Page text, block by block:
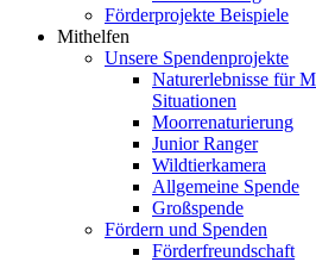
Förderprojekte Beispiele
Mithelfen
Unsere Spendenprojekte
Naturerlebnisse für
Situationen
Moorrenaturierung
Junior Ranger
Wildtierkamera
Allgemeine Spende
Großspende
Fördern und Spenden
Förderfreundschaft